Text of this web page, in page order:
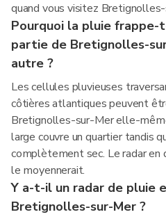
quand vous visitez
Pourquoi la pluie
partie de Bretignolles-
autre ?
Les cellules pluvieuses
côtières atlantiques peuvent
Bretignolles-sur-Mer elle-
large couvre un quartier tandis
complètement sec. Le radar en
le moyennerait.
Y a-t-il un radar de pluie
Bretignolles-sur-Mer ?